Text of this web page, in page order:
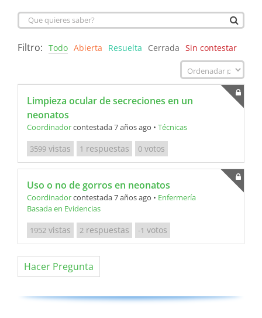
Filtro: Todo Abierta Resuelta Cerrada Sin contestar
Limpieza ocular de secreciones en un
neonatos
Coordinadorcontestada 7 años ago • Técnicas
3599 vistas 1 respuestas 0 votos
Uso o no de gorros en neonatos
Coordinadorcontestada 7 años ago • Enfermería
Basada en Evidencias
1952 vistas 2 respuestas -1 votos
Hacer Pregunta